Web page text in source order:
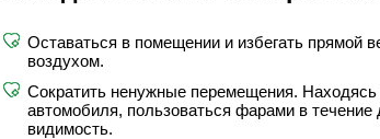
Оставаться в помещении и избегать прямой
воздухом.
Сократить ненужные перемещения.
автомобиля, пользоваться фарами в
видимость.